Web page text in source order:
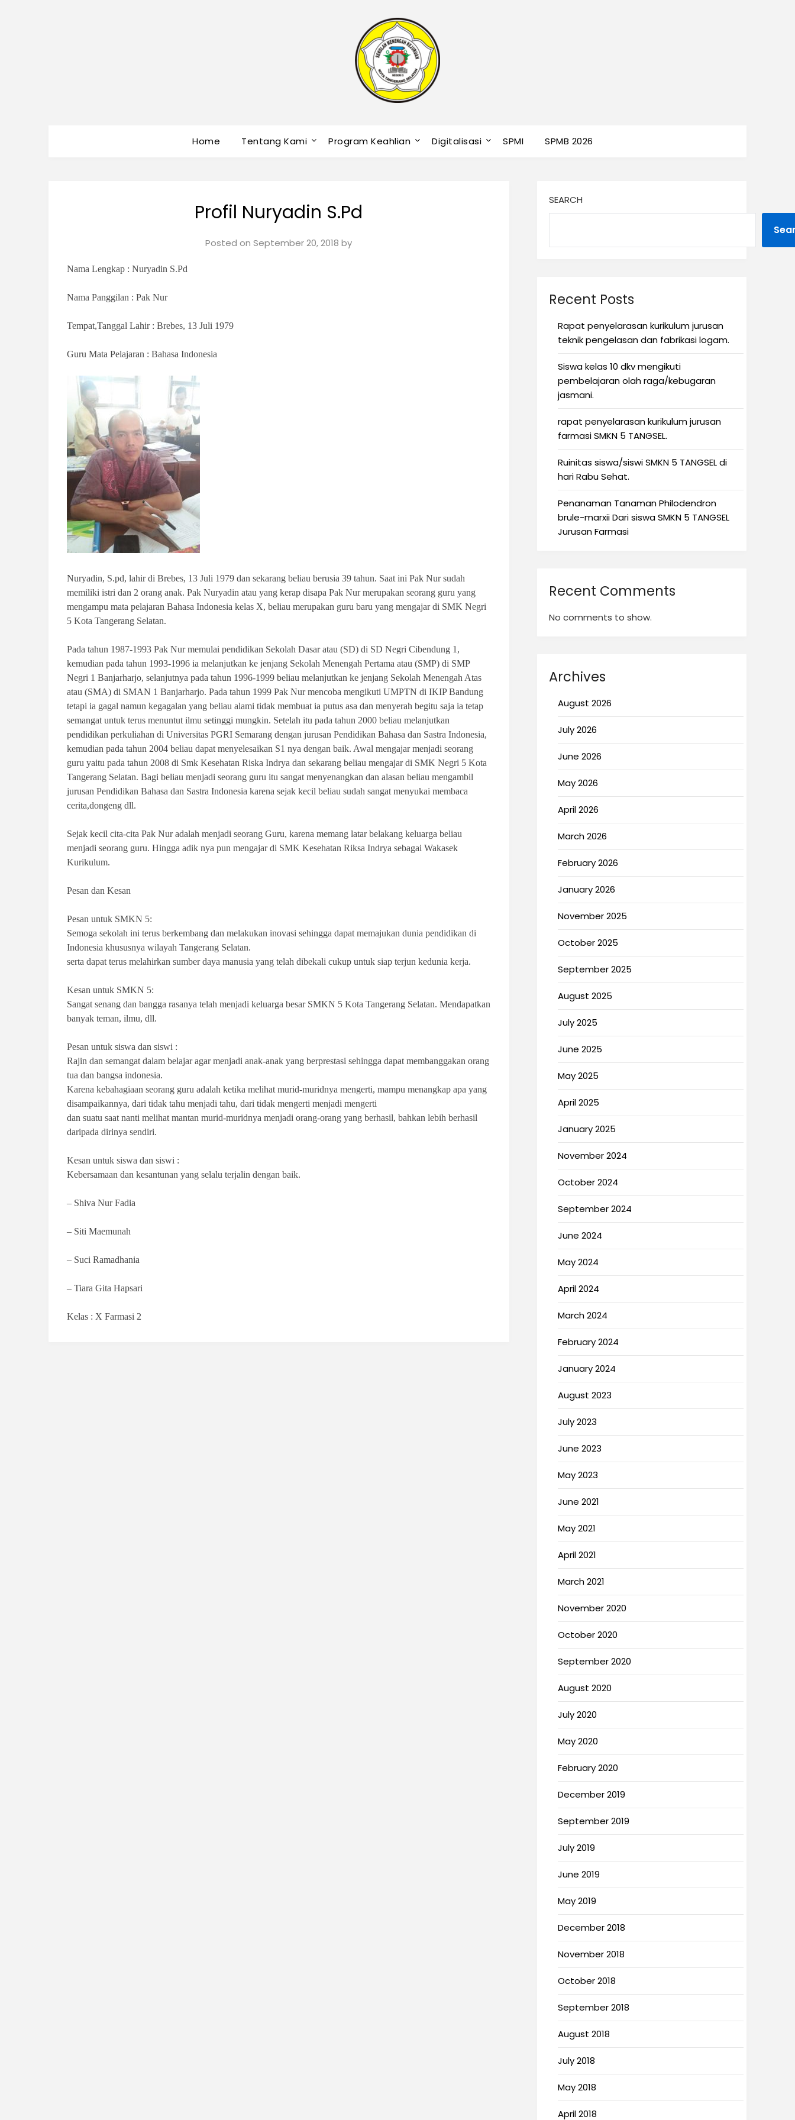
Home Tentang Kami Program Keahlian Digitalisasi SPMI SPMB 2026
Profil Nuryadin S.Pd
Posted onSeptember 20, 2018 by
Nama Lengkap : Nuryadin S.Pd
Nama Panggilan : Pak Nur
Tempat,Tanggal Lahir : Brebes, 13 Juli 1979
Guru Mata Pelajaran : Bahasa Indonesia
Nuryadin, S.pd, lahir di Brebes, 13 Juli 1979 dan sekarang beliau berusia 39 tahun. Saat ini Pak Nur sudah
memiliki istri dan 2 orang anak. Pak Nuryadin atau yang kerap disapa Pak Nur merupakan seorang guru yang
mengampu mata pelajaran Bahasa Indonesia kelas X, beliau merupakan guru baru yang mengajar di SMK Negri
5 Kota Tangerang Selatan.
Pada tahun 1987-1993 Pak Nur memulai pendidikan Sekolah Dasar atau (SD) di SD Negri Cibendung 1,
kemudian pada tahun 1993-1996 ia melanjutkan ke jenjang Sekolah Menengah Pertama atau (SMP) di SMP
Negri 1 Banjarharjo, selanjutnya pada tahun 1996-1999 beliau melanjutkan ke jenjang Sekolah Menengah Atas
atau (SMA) di SMAN 1 Banjarharjo. Pada tahun 1999 Pak Nur mencoba mengikuti UMPTN di IKIP Bandung
tetapi ia gagal namun kegagalan yang beliau alami tidak membuat ia putus asa dan menyerah begitu saja ia tetap
semangat untuk terus menuntut ilmu setinggi mungkin. Setelah itu pada tahun 2000 beliau melanjutkan
pendidikan perkuliahan di Universitas PGRI Semarang dengan jurusan Pendidikan Bahasa dan Sastra Indonesia,
kemudian pada tahun 2004 beliau dapat menyelesaikan S1 nya dengan baik. Awal mengajar menjadi seorang
guru yaitu pada tahun 2008 di Smk Kesehatan Riska Indrya dan sekarang beliau mengajar di SMK Negri 5 Kota
Tangerang Selatan. Bagi beliau menjadi seorang guru itu sangat menyenangkan dan alasan beliau mengambil
jurusan Pendidikan Bahasa dan Sastra Indonesia karena sejak kecil beliau sudah sangat menyukai membaca
cerita,dongeng dll.
Sejak kecil cita-cita Pak Nur adalah menjadi seorang Guru, karena memang latar belakang keluarga beliau
menjadi seorang guru. Hingga adik nya pun mengajar di SMK Kesehatan Riksa Indrya sebagai Wakasek
Kurikulum.
Pesan dan Kesan
Pesan untuk SMKN 5:
Semoga sekolah ini terus berkembang dan melakukan inovasi sehingga dapat memajukan dunia pendidikan di
Indonesia khususnya wilayah Tangerang Selatan.
serta dapat terus melahirkan sumber daya manusia yang telah dibekali cukup untuk siap terjun kedunia kerja.
Kesan untuk SMKN 5:
Sangat senang dan bangga rasanya telah menjadi keluarga besar SMKN 5 Kota Tangerang Selatan. Mendapatkan
banyak teman, ilmu, dll.
Pesan untuk siswa dan siswi :
Rajin dan semangat dalam belajar agar menjadi anak-anak yang berprestasi sehingga dapat membanggakan orang
tua dan bangsa indonesia.
Karena kebahagiaan seorang guru adalah ketika melihat murid-muridnya mengerti, mampu menangkap apa yang
disampaikannya, dari tidak tahu menjadi tahu, dari tidak mengerti menjadi mengerti
dan suatu saat nanti melihat mantan murid-muridnya menjadi orang-orang yang berhasil, bahkan lebih berhasil
daripada dirinya sendiri.
Kesan untuk siswa dan siswi :
Kebersamaan dan kesantunan yang selalu terjalin dengan baik.
– Shiva Nur Fadia
– Siti Maemunah
– Suci Ramadhania
– Tiara Gita Hapsari
Kelas : X Farmasi 2
SEARCH
Recent Posts
Rapat penyelarasan kurikulum jurusan
teknik pengelasan dan fabrikasi logam.
Siswa kelas 10 dkv mengikuti
pembelajaran olah raga/kebugaran
jasmani.
rapat penyelarasan kurikulum jurusan
farmasi SMKN 5 TANGSEL.
Ruinitas siswa/siswi SMKN 5 TANGSEL di
hari Rabu Sehat.
Penanaman Tanaman Philodendron
brule-marxii Dari siswa SMKN 5 TANGSEL
Jurusan Farmasi
Recent Comments
No comments to show.
Archives
August 2026
July 2026
June 2026
May 2026
April 2026
March 2026
February 2026
January 2026
November 2025
October 2025
September 2025
August 2025
July 2025
June 2025
May 2025
April 2025
January 2025
November 2024
October 2024
September 2024
June 2024
May 2024
April 2024
March 2024
February 2024
January 2024
August 2023
July 2023
June 2023
May 2023
June 2021
May 2021
April 2021
March 2021
November 2020
October 2020
September 2020
August 2020
July 2020
May 2020
February 2020
December 2019
September 2019
July 2019
June 2019
May 2019
December 2018
November 2018
October 2018
September 2018
August 2018
July 2018
May 2018
April 2018